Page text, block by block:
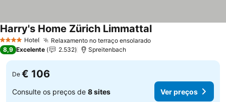
4 EstrelasHotel Relaxamento no terraço ensolarado
Harry's Home Zürich Limmattal
8,9 Excelente 2.532 Spreitenbach
De € 106
Consulte os preços de 8 sites Ver preços